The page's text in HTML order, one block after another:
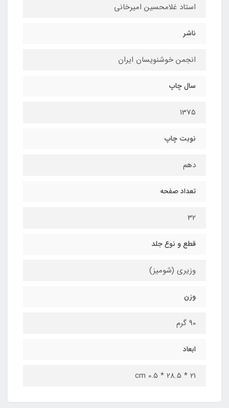
استاد غلامحسین امیرخانی
ناشر
انجمن خوشنویسان ایران
سال چاپ
1375
نوبت چاپ
دهم
تعداد صفحه
32
قطع و نوع جلد
وزیری (شومیز)
وزن
90 گرم
ابعاد
21 * 28.5 * 0.5 cm